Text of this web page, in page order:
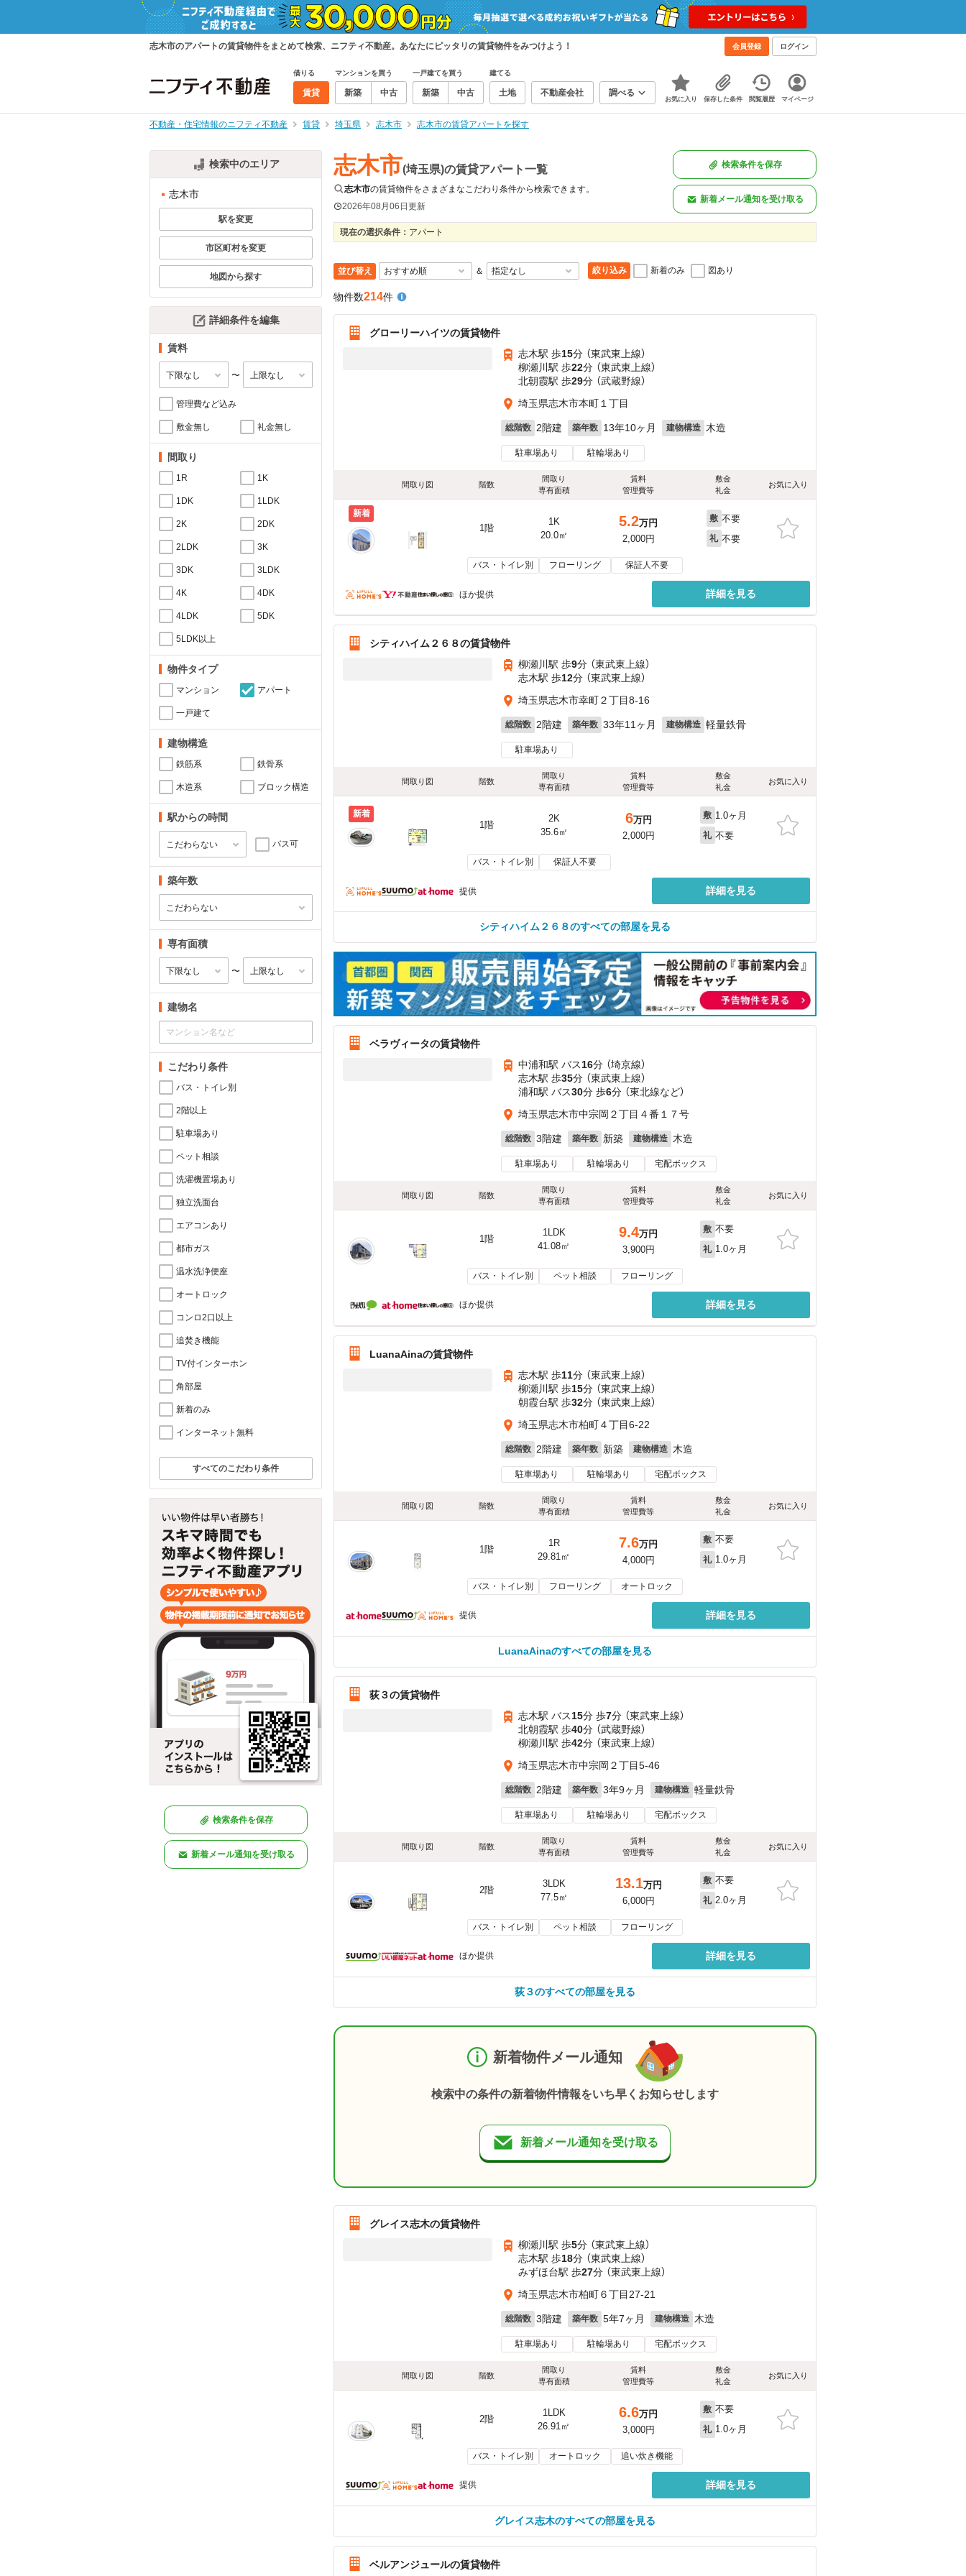
志木市のアパートの賃貸物件をまとめて検索、ニフティ不動産。あなたにピッタリの賃貸物件をみつけよう！ 会員登録 ログイン
借りる
賃貸
マンションを買う
新築 中古
一戸建てを買う
新築 中古
建てる
土地 不動産会社 調べる
お気に入り 保存した条件 閲覧履歴 マイページ
不動産・住宅情報のニフティ不動産 賃貸 埼玉県 志木市 志木市の賃貸アパートを探す
検索中のエリア
志木市
駅を変更
市区町村を変更
地図から探す
詳細条件を編集
賃料
〜
管理費など込み
敷金無し 礼金無し
間取り
1R 1K
1DK 1LDK
2K 2DK
2LDK 3K
3DK 3LDK
4K 4DK
4LDK 5DK
5LDK以上
物件タイプ
マンション アパート
一戸建て
建物構造
鉄筋系 鉄骨系
木造系 ブロック構造
駅からの時間
バス可
築年数
専有面積
〜
建物名
こだわり条件
バス・トイレ別
2階以上
駐車場あり
ペット相談
洗濯機置場あり
独立洗面台
エアコンあり
都市ガス
温水洗浄便座
オートロック
コンロ2口以上
追焚き機能
TV付インターホン
角部屋
新着のみ
インターネット無料
すべてのこだわり条件
検索条件を保存
新着メール通知を受け取る
志木市(埼玉県)の賃貸アパート一覧
志木市の賃貸物件をさまざまなこだわり条件から検索できます。
2026年08月06日更新
検索条件を保存
新着メール通知を受け取る
現在の選択条件： アパート
並び替え ＆ 絞り込み 新着のみ 図あり
物件数214件
グローリーハイツの賃貸物件
志木駅 歩15分 （東武東上線）
柳瀬川駅 歩22分 （東武東上線）
北朝霞駅 歩29分 （武蔵野線）
埼玉県志木市本町１丁目
総階数 2階建 築年数 13年10ヶ月 建物構造 木造
駐車場あり 駐輪場あり
間取り図 階数
間取り
専有面積
賃料
管理費等
敷金
礼金
お気に入り
新着
1階
1K
20.0㎡
5.2万円
2,000円
敷 不要
礼 不要
バス・トイレ別 フローリング 保証人不要
ほか提供 詳細を見る
シティハイム２６８の賃貸物件
柳瀬川駅 歩9分 （東武東上線）
志木駅 歩12分 （東武東上線）
埼玉県志木市幸町２丁目8-16
総階数 2階建 築年数 33年11ヶ月 建物構造 軽量鉄骨
駐車場あり
間取り図 階数
間取り
専有面積
賃料
管理費等
敷金
礼金
お気に入り
新着
1階
2K
35.6㎡
6万円
2,000円
敷 1.0ヶ月
礼 不要
バス・トイレ別 保証人不要
提供 詳細を見る
シティハイム２６８のすべての部屋を見る
ベラヴィータの賃貸物件
中浦和駅 バス16分 （埼京線）
志木駅 歩35分 （東武東上線）
浦和駅 バス30分 歩6分 （東北線など）
埼玉県志木市中宗岡２丁目４番１７号
総階数 3階建 築年数 新築 建物構造 木造
駐車場あり 駐輪場あり 宅配ボックス
間取り図 階数
間取り
専有面積
賃料
管理費等
敷金
礼金
お気に入り
1階
1LDK
41.08㎡
9.4万円
3,900円
敷 不要
礼 1.0ヶ月
バス・トイレ別 ペット相談 フローリング
ほか提供 詳細を見る
LuanaAinaの賃貸物件
志木駅 歩11分 （東武東上線）
柳瀬川駅 歩15分 （東武東上線）
朝霞台駅 歩32分 （東武東上線）
埼玉県志木市柏町４丁目6-22
総階数 2階建 築年数 新築 建物構造 木造
駐車場あり 駐輪場あり 宅配ボックス
間取り図 階数
間取り
専有面積
賃料
管理費等
敷金
礼金
お気に入り
1階
1R
29.81㎡
7.6万円
4,000円
敷 不要
礼 1.0ヶ月
バス・トイレ別 フローリング オートロック
提供 詳細を見る
LuanaAinaのすべての部屋を見る
荻３の賃貸物件
志木駅 バス15分 歩7分 （東武東上線）
北朝霞駅 歩40分 （武蔵野線）
柳瀬川駅 歩42分 （東武東上線）
埼玉県志木市中宗岡２丁目5-46
総階数 2階建 築年数 3年9ヶ月 建物構造 軽量鉄骨
駐車場あり 駐輪場あり 宅配ボックス
間取り図 階数
間取り
専有面積
賃料
管理費等
敷金
礼金
お気に入り
2階
3LDK
77.5㎡
13.1万円
6,000円
敷 不要
礼 2.0ヶ月
バス・トイレ別 ペット相談 フローリング
ほか提供 詳細を見る
荻３のすべての部屋を見る
新着物件メール通知
検索中の条件の新着物件情報をいち早くお知らせします
新着メール通知を受け取る
グレイス志木の賃貸物件
柳瀬川駅 歩5分 （東武東上線）
志木駅 歩18分 （東武東上線）
みずほ台駅 歩27分 （東武東上線）
埼玉県志木市柏町６丁目27-21
総階数 3階建 築年数 5年7ヶ月 建物構造 木造
駐車場あり 駐輪場あり 宅配ボックス
間取り図 階数
間取り
専有面積
賃料
管理費等
敷金
礼金
お気に入り
2階
1LDK
26.91㎡
6.6万円
3,000円
敷 不要
礼 1.0ヶ月
バス・トイレ別 オートロック 追い炊き機能
提供 詳細を見る
グレイス志木のすべての部屋を見る
ベルアンジュールの賃貸物件